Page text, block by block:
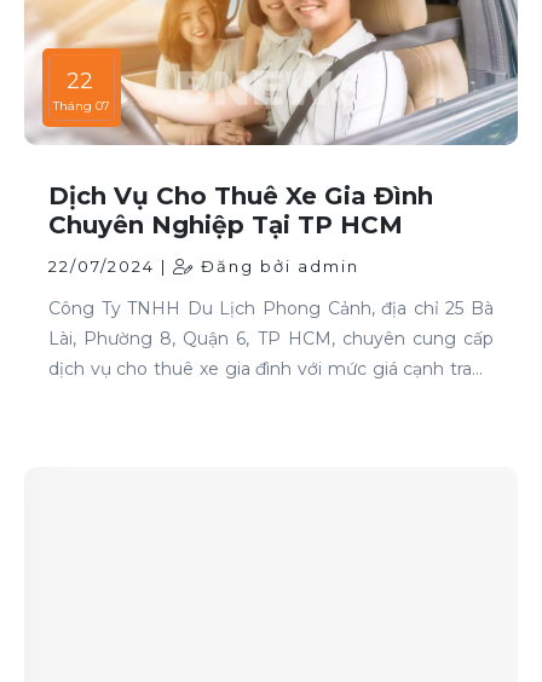
22
Tháng 07
Dịch Vụ Cho Thuê Xe Gia Đình
Chuyên Nghiệp Tại TP HCM
22/07/2024 | Đăng bởi admin
Công Ty TNHH Du Lịch Phong Cảnh, địa chỉ 25 Bà
Lài, Phường 8, Quận 6, TP HCM, chuyên cung cấp
dịch vụ cho thuê xe gia đình với mức giá cạnh tranh